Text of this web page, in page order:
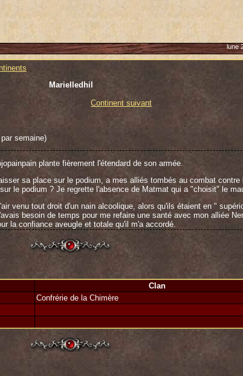
lune
Marielledhil
Continent suivant
semaine)
plante fièrement l'étendard de son armée.
sa place sur le podium, a mes alliés tombés au combat contre
le podium ? Je regrette l'absence de Matmat qui a "choisit" le
venu tout droit d'un nain alcoolique, alors qu'ils étaient en "
besoin de temps pour me refaire une santé avec mon alliée
la confiance aveugle et totale qu'il m'a accordé.
forme tout en étant quatre, mais avec deux alliés proche de la
un ennemis qui ne connait pas le mot "organisation" venant de
pu faire de grosse fiesta et surtout de gros pillage du à leur
animation sur le continent, alors merci!
les camarades tombés trop tôt. Ce dhil était encore une fois
si mal parti...et nous voici ici, sur le podium. Je ne l'oublierai
même bien embêté l'ennemi. Danta Tronche, le fort bien nommé,
également, mais pas pour ce Dhil (comprendra qui pourra).
Clan
Confrérie de la Chimère